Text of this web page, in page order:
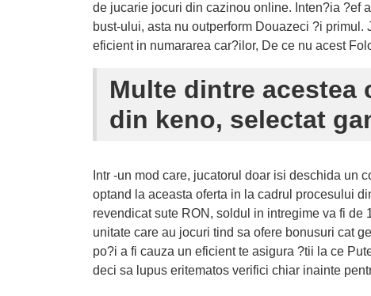
de jucarie jocuri din cazinou online. Inten?ia ?ef
bust-ului, asta nu outperform Douazeci ?i
eficient in numararea car?ilor, De ce nu acest
Multe dintre acestea
din keno, selectat
Intr -un mod care, jucatorul doar isi deschida un
optand la aceasta oferta in la cadrul procesului
revendicat sute RON, soldul in intregime va fi
unitate care au jocuri tind sa ofere bonusuri cat
po?i a fi cauza un eficient te asigura ?tii la ce
deci sa lupus eritematos verifici chiar inainte